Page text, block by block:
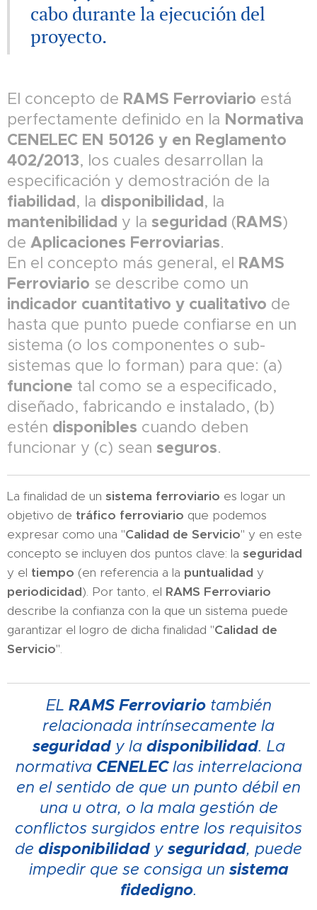
cabo durante la ejecución del
proyecto.
El concepto de RAMS Ferroviario está
perfectamente definido en la Normativa
CENELEC EN 50126 y en Reglamento
402/2013, los cuales desarrollan la
especificación y demostración de la
fiabilidad, la disponibilidad, la
mantenibilidad y la seguridad (RAMS)
de Aplicaciones Ferroviarias.
En el concepto más general, el RAMS
Ferroviario se describe como un
indicador cuantitativo y cualitativo de
hasta que punto puede confiarse en un
sistema (o los componentes o sub-
sistemas que lo forman) para que: (a)
funcione tal como se a especificado,
diseñado, fabricando e instalado, (b)
estén disponibles cuando deben
funcionar y (c) sean seguros.
La finalidad de un sistema ferroviario es logar un
objetivo de tráfico ferroviario que podemos
expresar como una "Calidad de Servicio" y en este
concepto se incluyen dos puntos clave: la seguridad
y el tiempo (en referencia a la puntualidad y
periodicidad). Por tanto, el RAMS Ferroviario
describe la confianza con la que un sistema puede
garantizar el logro de dicha finalidad "Calidad de
Servicio".
EL RAMS Ferroviariotambién
relacionada intrínsecamente la
seguridad y la disponibilidad. La
normativa CENELEClas interrelaciona
en el sentido de que un punto débil en
una u otra, o la mala gestión de
conflictos surgidos entre los requisitos
de disponibilidad y seguridad, puede
impedir que se consiga un sistema
fidedigno.